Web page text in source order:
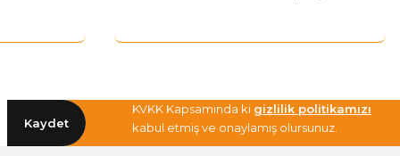
Kaydet
KVKK Kapsamında ki gizlilik politikamızı
kabul etmiş ve onaylamış olursunuz.